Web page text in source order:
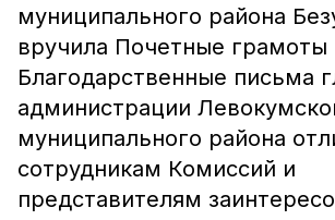
муниципального района
вручила Почетные грамоты
Благодарственные письма
администрации
муниципального района
сотрудникам Комиссий и
представителям